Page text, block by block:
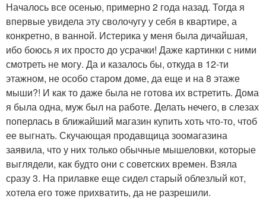
Началось все осенью, примерно 2 года назад. Тогда я
впервые увидела эту сволочугу у себя в квартире, а
конкретно, в ванной. Истерика у меня была дичайшая,
ибо боюсь я их просто до усрачки! Даже картинки с ними
смотреть не могу. Да и казалось бы, откуда в 12-ти
этажном, не особо старом доме, да еще и на 8 этаже
мыши?! И как то даже была не готова их встретить. Дома
я была одна, муж был на работе. Делать нечего, в слезах
поперлась в ближайший магазин купить хоть что-то, чтоб
ее выгнать. Скучающая продавщица зоомагазина
заявила, что у них только обычные мышеловки, которые
выглядели, как будто они с советских времен. Взяла
сразу 3. На прилавке еще сидел старый облезлый кот,
хотела его тоже прихватить, да не разрешили.